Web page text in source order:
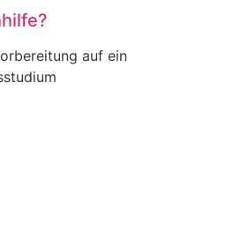
auf ein